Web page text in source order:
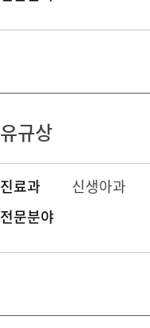
유규상
진료과
신생아과
전문분야